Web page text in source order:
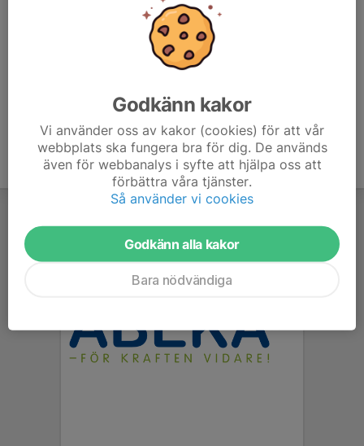
Godkänn kakor
Vi använder oss av kakor (cookies) för att vår
webbplats ska fungera bra för dig. De används
även för webbanalys i syfte att hjälpa oss att
förbättra våra tjänster.
Så använder vi cookies
Godkänn alla kakor
Bara nödvändiga